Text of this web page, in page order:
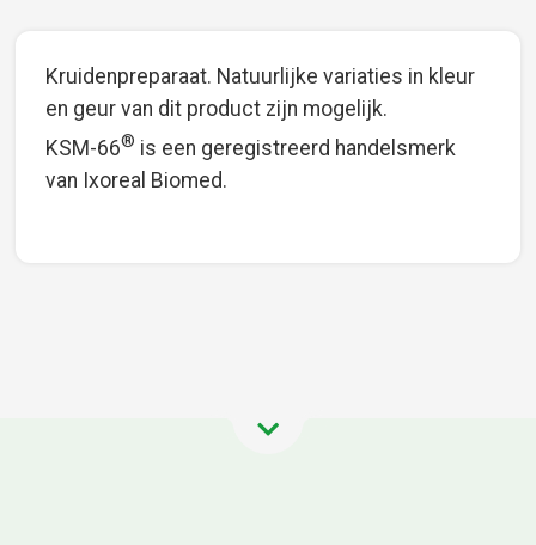
Kruidenpreparaat. Natuurlijke variaties in kleur
en geur van dit product zijn mogelijk.
KSM-66® is een geregistreerd handelsmerk
van Ixoreal Biomed.